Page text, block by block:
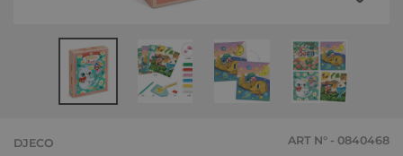
DJECO ART N° - 0840468